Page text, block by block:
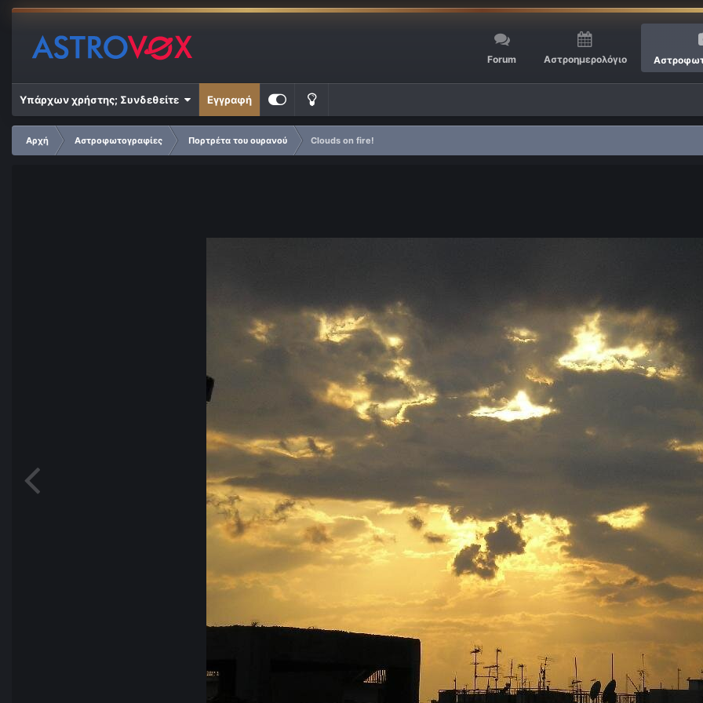
Forum Αστροημερολόγιο
Υπάρχων χρήστης; Συνδεθείτε Εγγραφή
Αρχή Αστροφωτογραφίες Πορτρέτα του ουρανού Clouds on fire!